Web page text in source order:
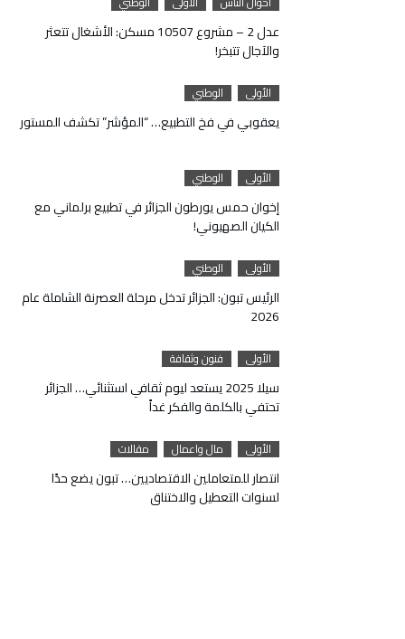
عدل 2 – مشروع 10507 مسكن: الأشغال تتعثر
والآجال تتبخر!
الأولى الوطني
يعقوبي في فخ التطبيع… “المؤشر” تكشف المستور
الأولى الوطني
إخوان حمس يورطون الجزائر في تطبيع برلماني مع
الكيان الصهيوني!
الأولى الوطني
الرئيس تبون: الجزائر تدخل مرحلة العصرنة الشاملة عام
2026
الأولى فنون وثقافة
سيلا 2025 يستعد ليوم ثقافي استثنائي… الجزائر
تحتفي بالكلمة والفكر غداً
الأولى مال واعمال مقالات
انتصار للمتعاملين الاقتصاديين… تبون يضع حدًا
لسنوات التعطيل والاختناق